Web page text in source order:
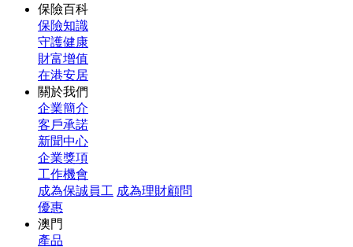
保險百科
保險知識
守護健康
財富增值
在港安居
關於我們
企業簡介
客戶承諾
新聞中心
企業獎項
工作機會
成為保誠員工 成為理財顧問
優惠
澳門
產品